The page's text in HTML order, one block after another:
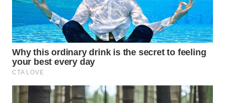
WN
NATUNA
WN
BINTAN
WN
MANDALIKA